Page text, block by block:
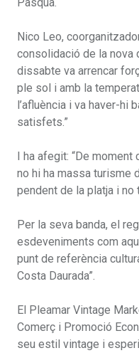
Pasqua.
Nico Leo,
consolidació de la nova
dissabte va arrencar
ple sol i amb la
l’afluència i va haver-
satisfets.”
I ha afegit: “De
no hi ha massa turisme
pendent de la platja i no
Per la seva banda, el
esdeveniments com
punt de referència
Costa Daurada”.
El Pleamar Vintage
Comerç i Promoció
seu estil vintage i